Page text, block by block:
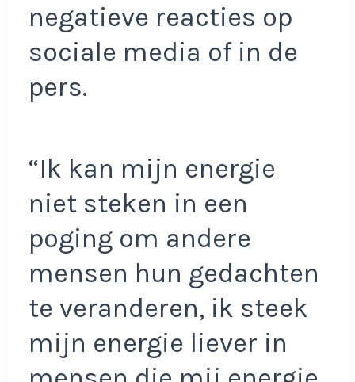
negatieve reacties op
sociale media of in de
pers.
“Ik kan mijn energie
niet steken in een
poging om andere
mensen hun gedachten
te veranderen, ik steek
mijn energie liever in